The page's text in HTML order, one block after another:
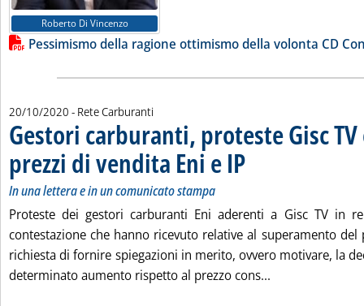
Roberto Di Vincenzo
Pessimismo della ragione ottimismo della volonta CD
20/10/2020 - Rete Carburanti
Gestori carburanti, proteste Gisc TV
prezzi di vendita Eni e IP. Sottotitolo: In una lettera e
. Pubblicata martedì 20
In una lettera e in un comunicato stampa
Proteste dei gestori carburanti Eni aderenti a Gisc TV in
contestazione che hanno ricevuto relative al superamento del
richiesta di fornire spiegazioni in merito, ovvero motivare, la
determinato aumento rispetto al prezzo cons...